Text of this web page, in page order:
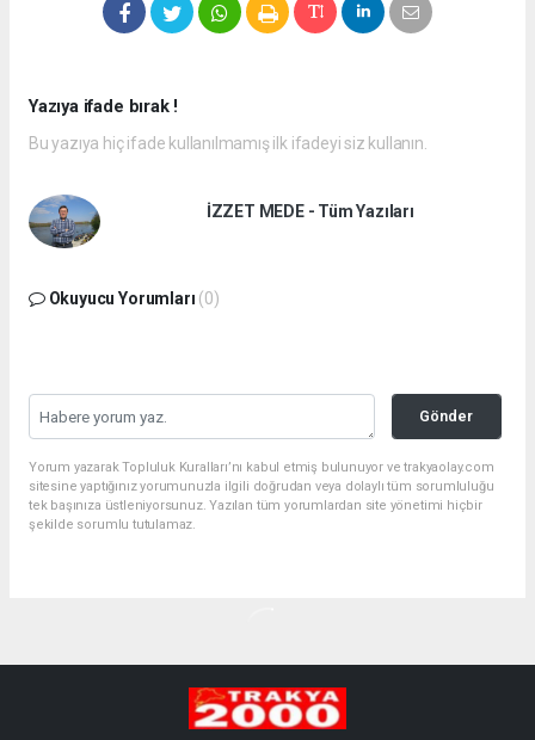
Yazıya ifade bırak !
Bu yazıya hiç ifade kullanılmamış ilk ifadeyi siz kullanın.
İZZET MEDE - Tüm Yazıları
Okuyucu Yorumları (0)
Gönder
Yorum yazarak Topluluk Kuralları’nı kabul etmiş bulunuyor ve trakyaolay.com
sitesine yaptığınız yorumunuzla ilgili doğrudan veya dolaylı tüm sorumluluğu
tek başınıza üstleniyorsunuz. Yazılan tüm yorumlardan site yönetimi hiçbir
şekilde sorumlu tutulamaz.